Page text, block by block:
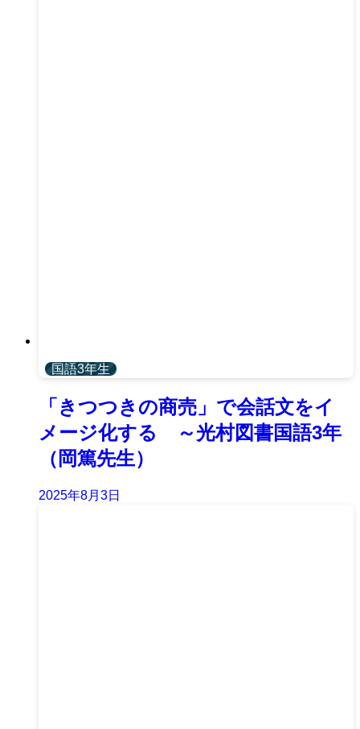
国語3年生
「きつつきの商売」で会話文をイ
メージ化する ～光村図書国語3年
（岡篤先生）
2025年8月3日